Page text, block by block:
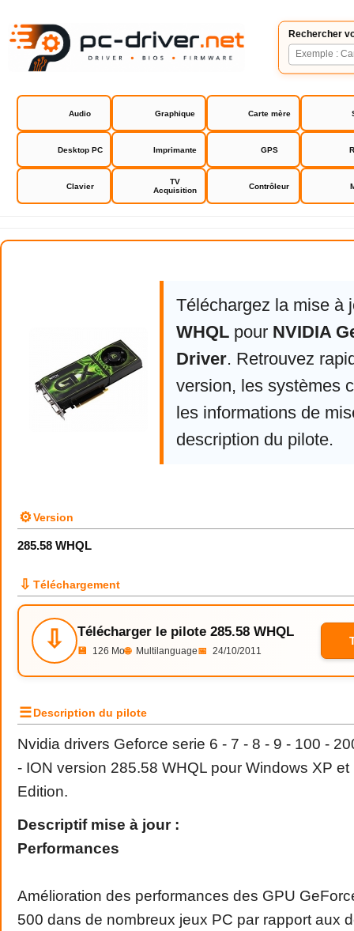
Rechercher
Audio Graphique Carte mère
Desktop PC Imprimante GPS
Clavier
TV
Acquisition
Contrôleur
NVIDIA GeForce Driver
Téléchargez la mise à
WHQL pour NVIDIA
Driver. Retrouvez
version, les systèmes
les informations de
description du pilote.
⚙Version
285.58 WHQL
⇩ Téléchargement
⇩ Télécharger le pilote 285.58 WHQL
💾 126 Mo🌐 Multilanguage📅 24/10/2011
☰Description du pilote
Nvidia drivers Geforce serie 6 - 7 - 8 - 9 - 100 -
- ION version 285.58 WHQL pour Windows XP
Edition.
Descriptif mise à jour :
Performances
Amélioration des performances des GPU
500 dans de nombreux jeux PC par rapport aux